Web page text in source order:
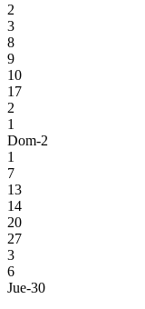
2
3
8
9
10
17
2
1
Dom-2
1
7
13
14
20
27
3
6
Jue-30